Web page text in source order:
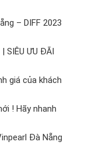
– DIFF 2023
SIÊU ƯU ĐÃI
giá của khách
! Hãy nhanh
Đà Nẵng